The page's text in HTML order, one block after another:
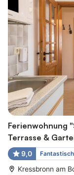
Ferienwohnung
Terrasse &
9,0 Fantastisch
Kressbronn am